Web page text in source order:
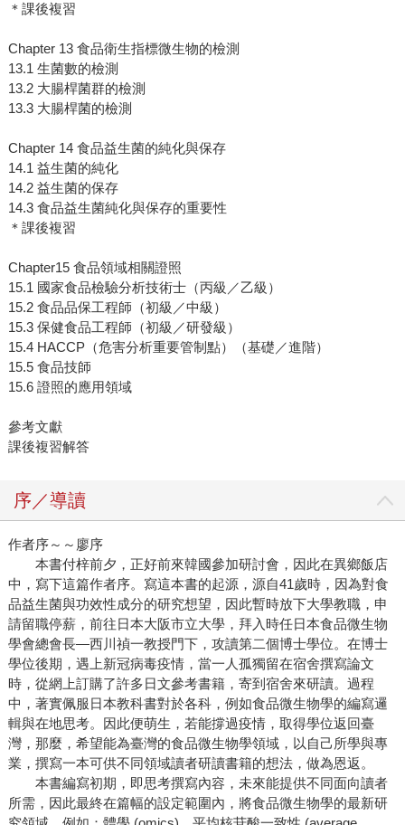
＊課後複習
Chapter 13 食品衛生指標微生物的檢測
13.1 生菌數的檢測
13.2 大腸桿菌群的檢測
13.3 大腸桿菌的檢測
Chapter 14 食品益生菌的純化與保存
14.1 益生菌的純化
14.2 益生菌的保存
14.3 食品益生菌純化與保存的重要性
＊課後複習
Chapter15 食品領域相關證照
15.1 國家食品檢驗分析技術士（丙級／乙級）
15.2 食品品保工程師（初級／中級）
15.3 保健食品工程師（初級／研發級）
15.4 HACCP（危害分析重要管制點）（基礎／進階）
15.5 食品技師
15.6 證照的應用領域
參考文獻
課後複習解答
序／導讀
作者序～～廖序
本書付梓前夕，正好前來韓國參加研討會，因此在異鄉飯店
中，寫下這篇作者序。寫這本書的起源，源自41歲時，因為對食
品益生菌與功效性成分的研究想望，因此暫時放下大學教職，申
請留職停薪，前往日本大阪市立大學，拜入時任日本食品微生物
學會總會長—西川禎一教授門下，攻讀第二個博士學位。在博士
學位後期，遇上新冠病毒疫情，當一人孤獨留在宿舍撰寫論文
時，從網上訂購了許多日文參考書籍，寄到宿舍來研讀。過程
中，著實佩服日本教科書對於各科，例如食品微生物學的編寫邏
輯與在地思考。因此便萌生，若能撐過疫情，取得學位返回臺
灣，那麼，希望能為臺灣的食品微生物學領域，以自己所學與專
業，撰寫一本可供不同領域讀者研讀書籍的想法，做為恩返。
本書編寫初期，即思考撰寫內容，未來能提供不同面向讀者
所需，因此最終在篇幅的設定範圍內，將食品微生物學的最新研